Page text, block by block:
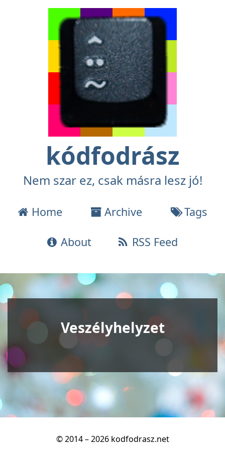
kódfodrász
Nem szar ez, csak másra lesz jó!
Home Archive Tags
About RSS Feed
Veszélyhelyzet
© 2014 – 2026 kodfodrasz.net